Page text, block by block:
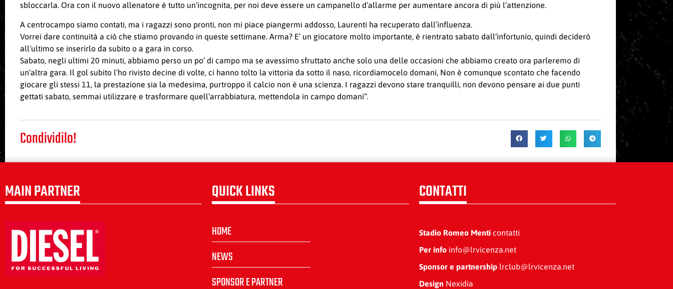
sbloccarla. Ora con il nuovo allenatore è tutto un’incognita, per noi deve essere un campanello d’allarme per aumentare ancora di più l’attenzione.
A centrocampo siamo contati, ma i ragazzi sono pronti, non mi piace piangermi addosso, Laurenti ha recuperato dall’influenza.
Vorrei dare continuità a ciò che stiamo provando in queste settimane. Arma? E’ un giocatore molto importante, è rientrato sabato dall’infortunio, quindi deciderò
all’ultimo se inserirlo da subito o a gara in corso.
Sabato, negli ultimi 20 minuti, abbiamo perso un po’ di campo ma se avessimo sfruttato anche solo una delle occasioni che abbiamo creato ora parleremo di
un’altra gara. Il gol subito l’ho rivisto decine di volte, ci hanno tolto la vittoria da sotto il naso, ricordiamocelo domani, Non è comunque scontato che facendo
giocare gli stessi 11, la prestazione sia la medesima, purtroppo il calcio non è una scienza. I ragazzi devono stare tranquilli, non devono pensare ai due punti
gettati sabato, semmai utilizzare e trasformare quell’arrabbiatura, mettendola in campo domani”.
Condividilo!
MAIN PARTNER QUICK LINKS
HOME
NEWS
SPONSOR E PARTNER
CONTATTI
Stadio Romeo Menticontatti
Per infoinfo@lrvicenza.net
Sponsor e partnershiplrclub@lrvicenza.net
Design Nexidia